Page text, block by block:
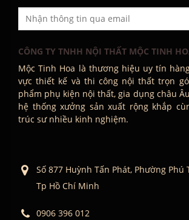
CÔNG TY TNHH NỘI THẤT MỘC TINH
Mộc Tinh Hoa là thương hiệu uy tín
vực thiết kế và thi công nội thất trọn
phẩm phụ kiện nội thất, gia dụng châu
hệ thống xưởng sản xuất rộng khắp
trúc sư nhiều kinh nghiệm.
Số 877 Huỳnh Tấn Phát, Phường Phú
Tp Hồ Chí Minh
0906 396 012